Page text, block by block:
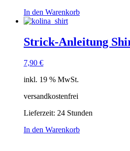
In den Warenkorb
Strick-Anleitung
7,90 €
inkl. 19 % MwSt.
versandkostenfrei
Lieferzeit: 24 Stunden
In den Warenkorb